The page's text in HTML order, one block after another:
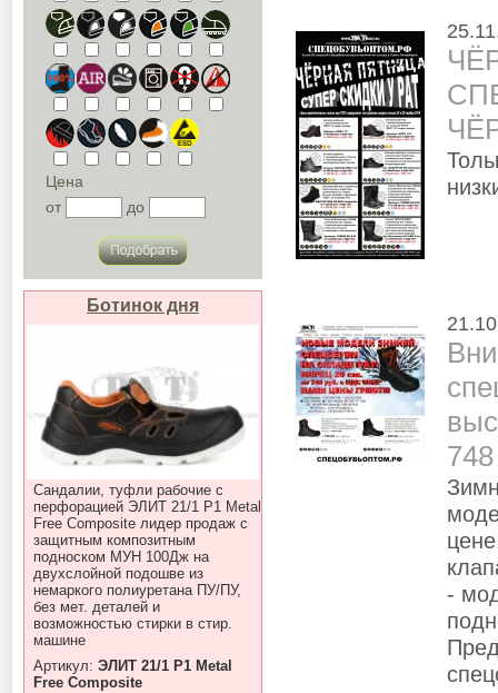
Цена
от
до
Ботинок дня
Сандалии, туфли рабочие с
перфорацией ЭЛИТ 21/1 P1 Metal
Free Composite лидер продаж с
защитным композитным
подноском МУН 100Дж на
двухслойной подошве из
немаркого полиуретана ПУ/ПУ,
без мет. деталей и
возможностью стирки в стир.
машине
Артикул: ЭЛИТ 21/1 P1 Metal
Free Composite
-